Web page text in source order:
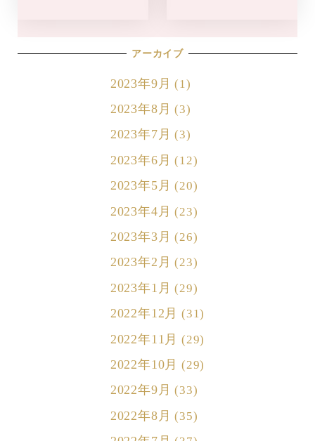
アーカイブ
2023年9月 (1)
2023年8月 (3)
2023年7月 (3)
2023年6月 (12)
2023年5月 (20)
2023年4月 (23)
2023年3月 (26)
2023年2月 (23)
2023年1月 (29)
2022年12月 (31)
2022年11月 (29)
2022年10月 (29)
2022年9月 (33)
2022年8月 (35)